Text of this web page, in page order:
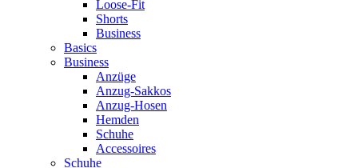
Loose-Fit
Shorts
Business
Basics
Business
Anzüge
Anzug-Sakkos
Anzug-Hosen
Hemden
Schuhe
Accessoires
Schuhe